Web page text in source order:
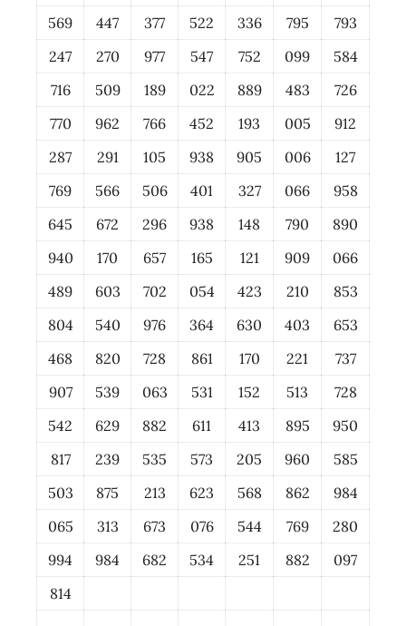
569
447 377 522 336 795
793
247
270 977 547 752 099
584
716
509 189 022 889 483
726
770
962 766 452 193 005
912
287
291 105 938 905 006
127
769
566 506 401 327 066
958
645
672 296 938 148 790
890
940
170 657 165 121 909
066
489
603 702 054 423 210
853
804
540 976 364 630 403
653
468
820 728 861 170 221
737
907
539 063 531 152 513
728
542
629 882 611 413 895
950
817
239 535 573 205 960
585
503
875 213 623 568 862
984
065
313 673 076 544 769
280
994
984 682 534 251 882
097
814